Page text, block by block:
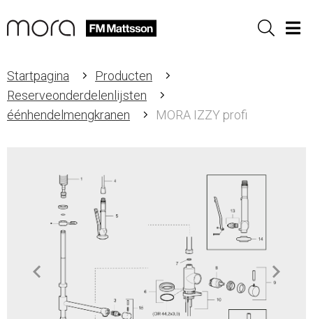
Sök
Startpagina
Producten
Reserveonderdelenlijsten
éénhendelmengkranen
MORA IZZY profi